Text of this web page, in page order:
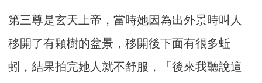
第三尊是玄天上帝，當時她因為出外景時叫人
移開了有顆樹的盆景，移開後下面有很多蚯
蚓，結果拍完她人就不舒服，「後來我聽說這